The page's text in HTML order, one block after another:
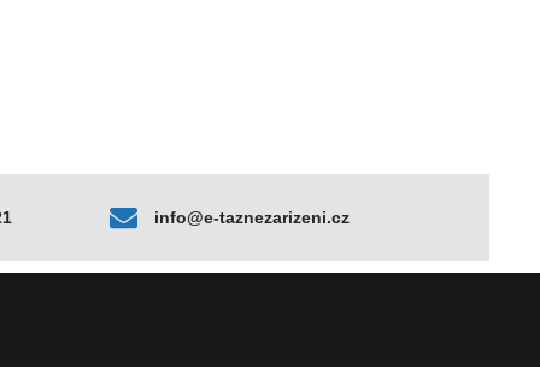
info@e-taznezarizeni.cz